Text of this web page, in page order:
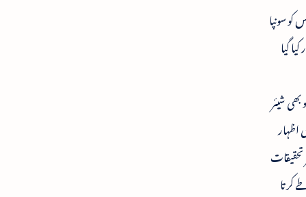
سونپا
گیا
شیئر
کرتا